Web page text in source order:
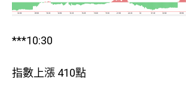
***10:30
指數上漲 410點